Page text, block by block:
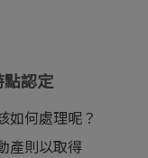
認定
如何處理呢？
產則以取得